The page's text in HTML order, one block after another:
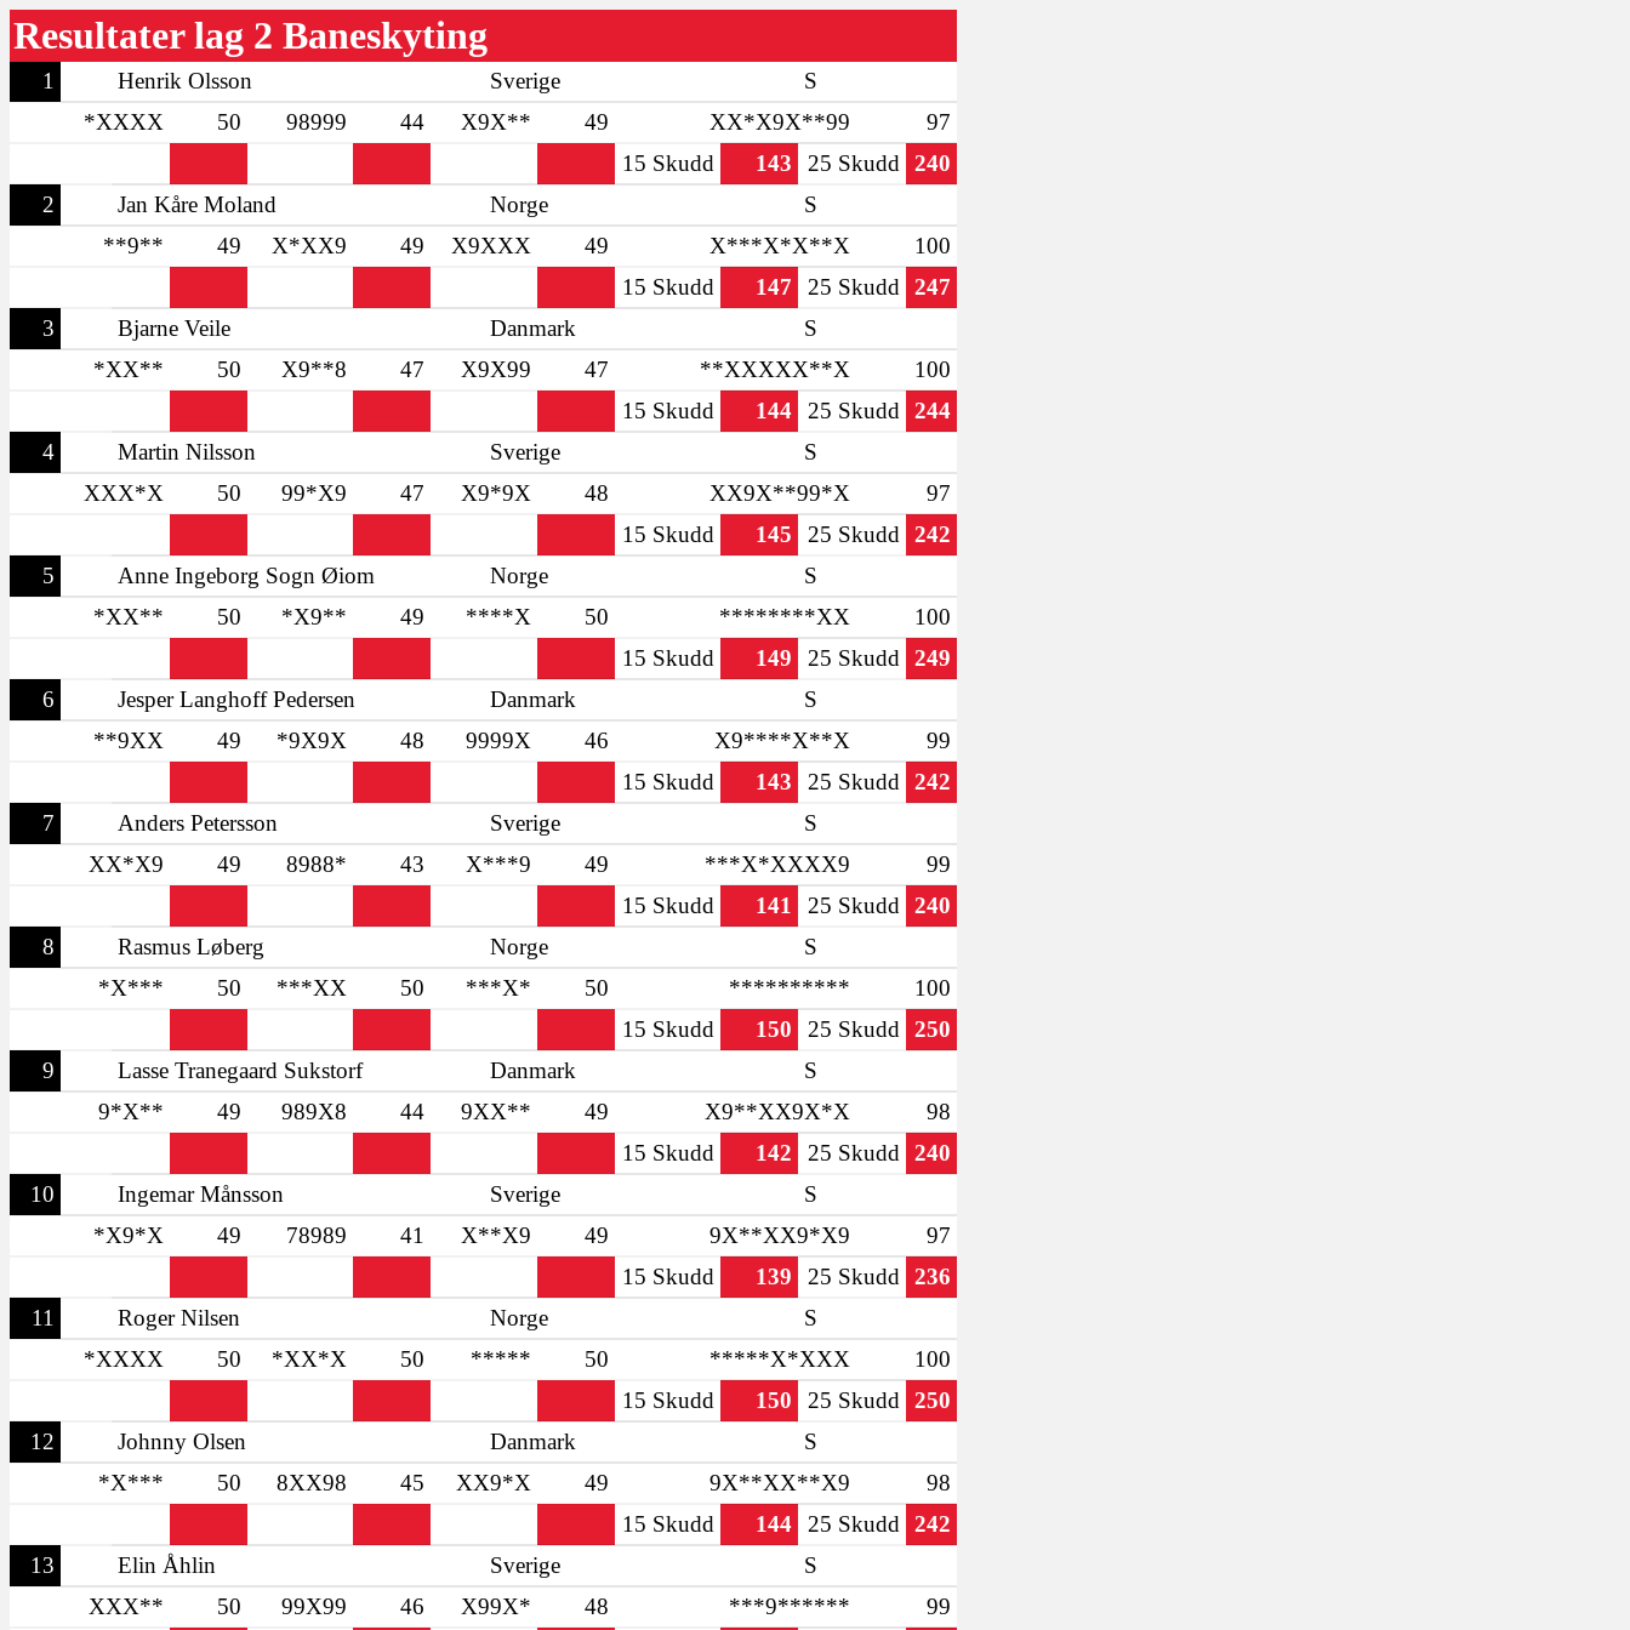
Resultater lag 2 Baneskyting
1 Henrik Olsson Sverige
S
*XXXX
50 98999 44 X9X** 49 XX*X9X**99
97
15 Skudd
143 25 Skudd
240
2
Jan Kåre Moland Norge
S
**9**
49 X*XX9 49 X9XXX 49 X***X*X**X
100
15 Skudd
147 25 Skudd
247
3
Bjarne Veile Danmark
S
*XX**
50 X9**8 47 X9X99 47 **XXXXX**X
100
15 Skudd
144 25 Skudd
244
4
Martin Nilsson Sverige
S
XXX*X
50 99*X9 47 X9*9X 48 XX9X**99*X
97
15 Skudd
145 25 Skudd
242
5
Anne Ingeborg Sogn Øiom Norge
S
*XX**
50 *X9** 49 ****X 50 ********XX
100
15 Skudd
149 25 Skudd
249
6
Jesper Langhoff Pedersen Danmark
S
**9XX
49 *9X9X 48 9999X 46 X9****X**X
99
15 Skudd
143 25 Skudd
242
7
Anders Petersson Sverige
S
XX*X9
49 8988* 43 X***9 49 ***X*XXXX9
99
15 Skudd
141 25 Skudd
240
8
Rasmus Løberg Norge
S
*X***
50 ***XX 50 ***X* 50 **********
100
15 Skudd
150 25 Skudd
250
9
Lasse Tranegaard Sukstorf Danmark
S
9*X**
49 989X8 44 9XX** 49 X9**XX9X*X
98
15 Skudd
142 25 Skudd
240
10
Ingemar Månsson Sverige
S
*X9*X
49 78989 41 X**X9 49 9X**XX9*X9
97
15 Skudd
139 25 Skudd
236
11
Roger Nilsen Norge
S
*XXXX
50 *XX*X 50 ***** 50 *****X*XXX
100
15 Skudd
150 25 Skudd
250
12
Johnny Olsen Danmark
S
*X***
50 8XX98 45 XX9*X 49 9X**XX**X9
98
15 Skudd
144 25 Skudd
242
13
Elin Åhlin Sverige
S
XXX**
50 99X99 46 X99X* 48 ***9****** 99